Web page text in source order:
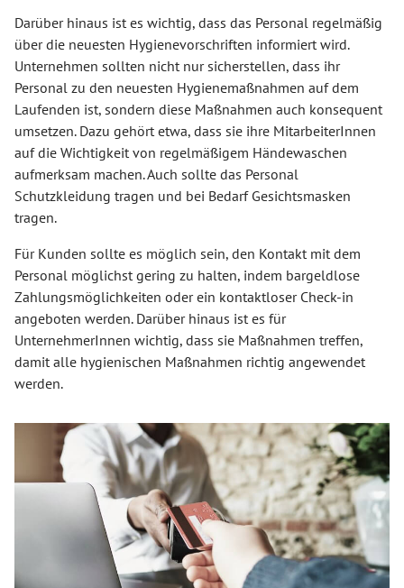
Darüber hinaus ist es wichtig, dass das Personal regelmäßig
über die neuesten Hygienevorschriften informiert wird.
Unternehmen sollten nicht nur sicherstellen, dass ihr
Personal zu den neuesten Hygienemaßnahmen auf dem
Laufenden ist, sondern diese Maßnahmen auch konsequent
umsetzen. Dazu gehört etwa, dass sie ihre MitarbeiterInnen
auf die Wichtigkeit von regelmäßigem Händewaschen
aufmerksam machen. Auch sollte das Personal
Schutzkleidung tragen und bei Bedarf Gesichtsmasken
tragen.
Für Kunden sollte es möglich sein, den Kontakt mit dem
Personal möglichst gering zu halten, indem bargeldlose
Zahlungsmöglichkeiten oder ein kontaktloser Check-in
angeboten werden. Darüber hinaus ist es für
UnternehmerInnen wichtig, dass sie Maßnahmen treffen,
damit alle hygienischen Maßnahmen richtig angewendet
werden.